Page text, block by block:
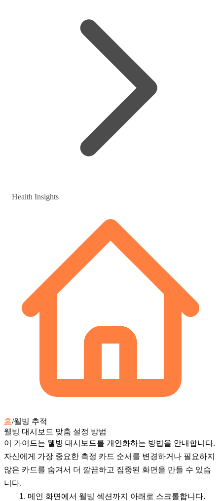
Health Insights
홈/웰빙 추적
웰빙 대시보드 맞춤 설정 방법
이 가이드는 웰빙 대시보드를 개인화하는 방법을 안내합니다.
자신에게 가장 중요한 측정 카드 순서를 변경하거나 필요하지
않은 카드를 숨겨서 더 깔끔하고 집중된 화면을 만들 수 있습
니다.
메인 화면에서 웰빙 섹션까지 아래로 스크롤합니다.